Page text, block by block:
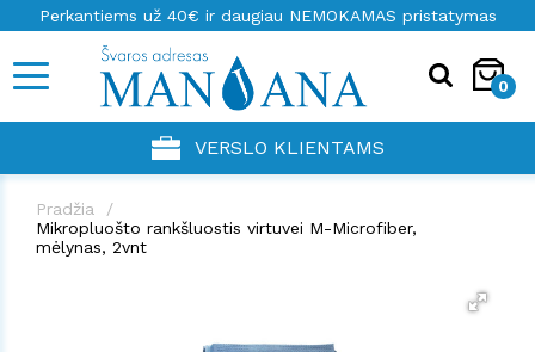
Perkantiems už 40€ ir daugiau NEMOKAMAS pristatymas
0
VERSLO KLIENTAMS
Pradžia
Mikropluošto rankšluostis virtuvei M-Microfiber,
mėlynas, 2vnt